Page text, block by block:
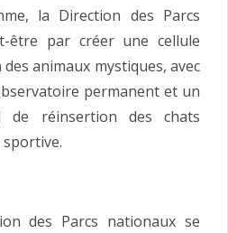
la Direction des Parcs
être par créer une cellule
animaux mystiques, avec
permanent et un
de réinsertion des chats
des Parcs nationaux se